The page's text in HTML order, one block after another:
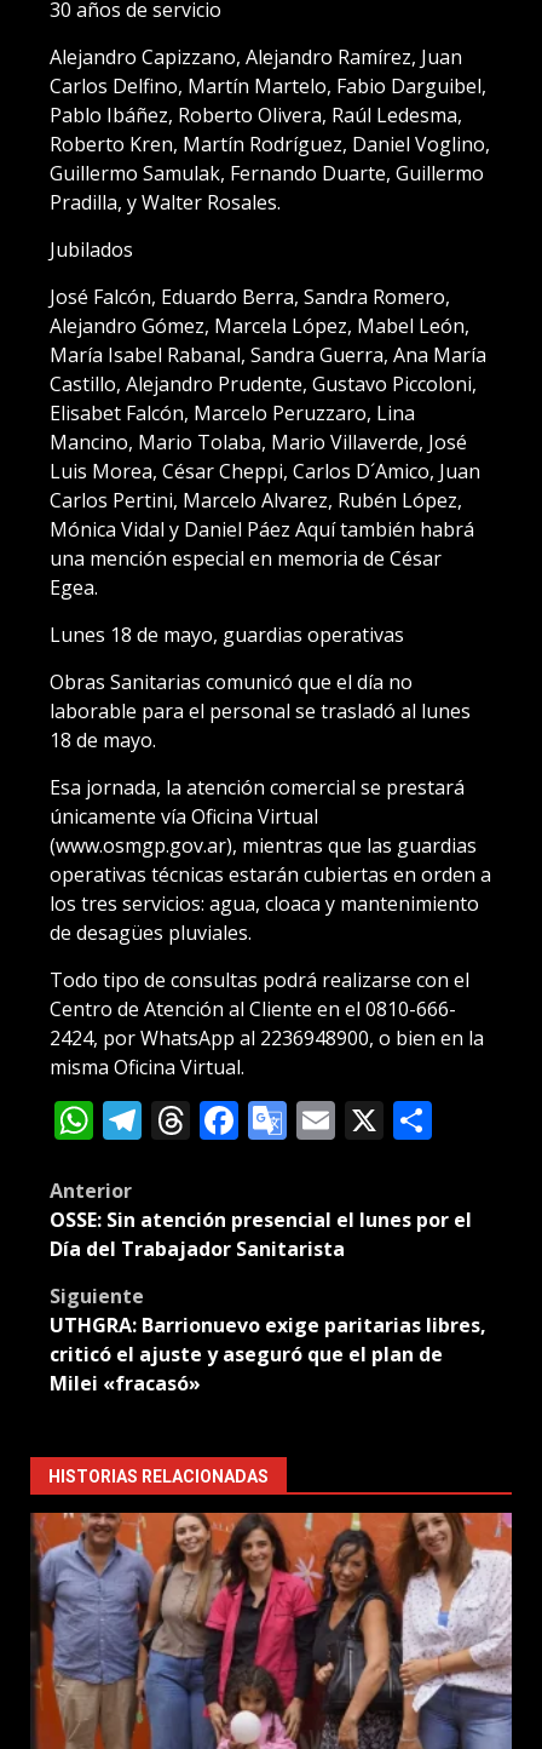
30 años de servicio
Alejandro Capizzano, Alejandro Ramírez, Juan
Carlos Delfino, Martín Martelo, Fabio Darguibel,
Pablo Ibáñez, Roberto Olivera, Raúl Ledesma,
Roberto Kren, Martín Rodríguez, Daniel Voglino,
Guillermo Samulak, Fernando Duarte, Guillermo
Pradilla, y Walter Rosales.
Jubilados
José Falcón, Eduardo Berra, Sandra Romero,
Alejandro Gómez, Marcela López, Mabel León,
María Isabel Rabanal, Sandra Guerra, Ana María
Castillo, Alejandro Prudente, Gustavo Piccoloni,
Elisabet Falcón, Marcelo Peruzzaro, Lina
Mancino, Mario Tolaba, Mario Villaverde, José
Luis Morea, César Cheppi, Carlos D´Amico, Juan
Carlos Pertini, Marcelo Alvarez, Rubén López,
Mónica Vidal y Daniel Páez Aquí también habrá
una mención especial en memoria de César
Egea.
Lunes 18 de mayo, guardias operativas
Obras Sanitarias comunicó que el día no
laborable para el personal se trasladó al lunes
18 de mayo.
Esa jornada, la atención comercial se prestará
únicamente vía Oficina Virtual
(www.osmgp.gov.ar), mientras que las guardias
operativas técnicas estarán cubiertas en orden a
los tres servicios: agua, cloaca y mantenimiento
de desagües pluviales.
Todo tipo de consultas podrá realizarse con el
Centro de Atención al Cliente en el 0810-666-
2424, por WhatsApp al 2236948900, o bien en la
misma Oficina Virtual.
WhatsApp
Telegram
Threads
Facebook
Google
Email
X
Post
navigation
Anterior
OSSE: Sin atención presencial el lunes por el
Día del Trabajador Sanitarista
Siguiente
UTHGRA: Barrionuevo exige paritarias libres,
criticó el ajuste y aseguró que el plan de
Milei «fracasó»
HISTORIAS RELACIONADAS